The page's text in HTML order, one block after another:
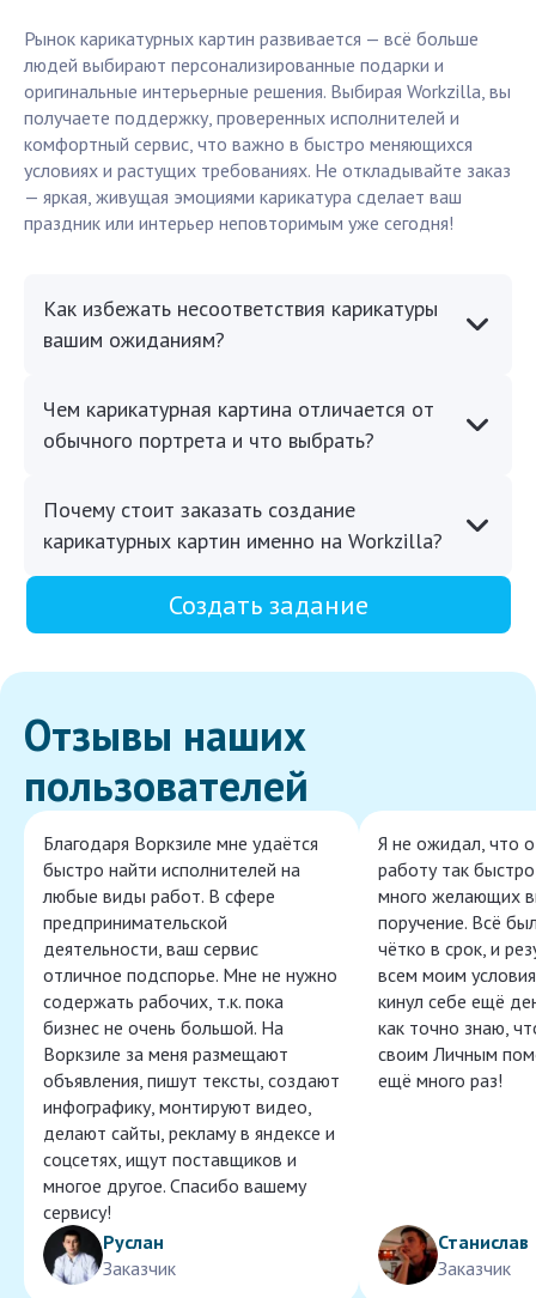
Рынок карикатурных картин развивается — всё больше
людей выбирают персонализированные подарки и
оригинальные интерьерные решения. Выбирая Workzilla, вы
получаете поддержку, проверенных исполнителей и
комфортный сервис, что важно в быстро меняющихся
условиях и растущих требованиях. Не откладывайте заказ
— яркая, живущая эмоциями карикатура сделает ваш
праздник или интерьер неповторимым уже сегодня!
Как избежать несоответствия карикатуры
вашим ожиданиям?
Чем карикатурная картина отличается от
обычного портрета и что выбрать?
Почему стоит заказать создание
карикатурных картин именно на Workzilla?
Создать задание
Отзывы наших
пользователей
Благодаря Воркзиле мне удаётся
быстро найти исполнителей на
любые виды работ. В сфере
предпринимательской
деятельности, ваш сервис
отличное подспорье. Мне не нужно
содержать рабочих, т.к. пока
бизнес не очень большой. На
Воркзиле за меня размещают
объявления, пишут тексты, создают
инфографику, монтируют видео,
делают сайты, рекламу в яндексе и
соцсетях, ищут поставщиков и
многое другое. Спасибо вашему
сервису!
Руслан
Заказчик
Я не ожидал, что
работу так
много желающих
поручение. Всё
чётко в срок, и
всем моим
кинул себе ещё
как точно знаю,
своим Личным
ещё много раз!
Станислав
Заказчик